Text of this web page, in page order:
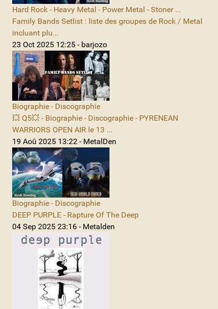
Hard Rock - Heavy Metal - Power Metal - Stoner ...
Family Bands Setlist : liste des groupes de Rock / Metal
incluant plu...
23 Oct 2025 12:25 - barjozo
Biographie - Discographie
💥 Q5💥 - Biographie - Discographie - PYRENEAN
WARRIORS OPEN AIR le 13 ...
19 Aoû 2025 13:22 - MetalDen
Biographie - Discographie
DEEP PURPLE - Rapture Of The Deep
04 Sep 2025 23:16 - Metalden